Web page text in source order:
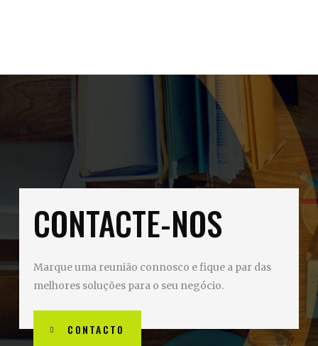
CONTACTE-NOS
Marque uma reunião connosco e fique a par das
melhores soluções para o seu negócio.
CONTACTO